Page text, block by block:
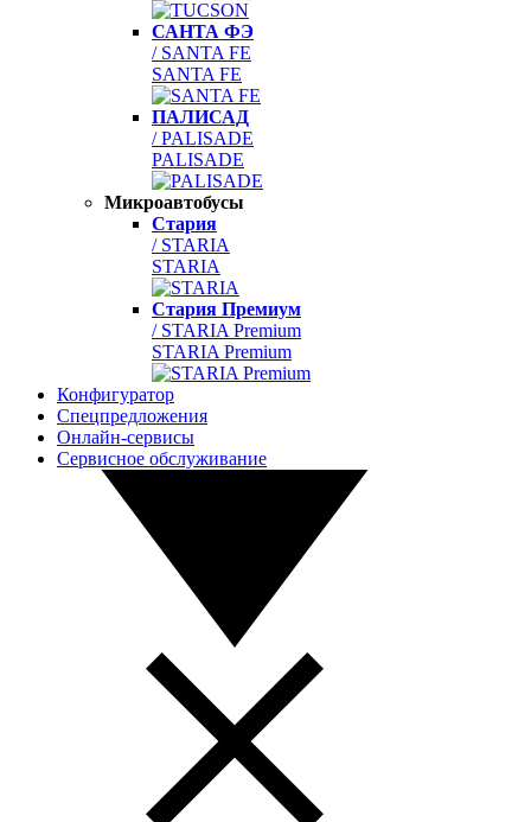
САНТА ФЭ
/ SANTA FE
SANTA FE
ПАЛИСАД
/ PALISADE
PALISADE
Микроавтобусы
Стария
/ STARIA
STARIA
Стария Премиум
/ STARIA Premium
STARIA Premium
Конфигуратор
Спецпредложения
Онлайн-сервисы
Сервисное обслуживание